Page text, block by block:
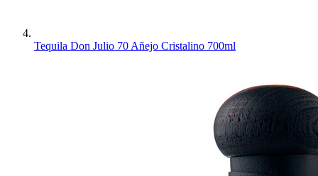
Tequila Don Julio 70 Añejo Cristalino 700ml